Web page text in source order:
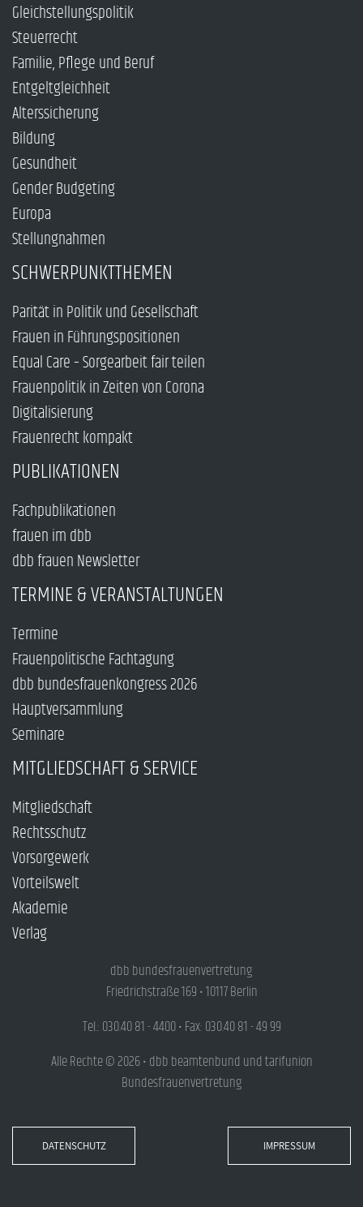
Gleichstellungspolitik
Steuerrecht
Familie, Pflege und Beruf
Entgeltgleichheit
Alterssicherung
Bildung
Gesundheit
Gender Budgeting
Europa
Stellungnahmen
SCHWERPUNKTTHEMEN
Parität in Politik und Gesellschaft
Frauen in Führungspositionen
Equal Care – Sorgearbeit fair teilen
Frauenpolitik in Zeiten von Corona
Digitalisierung
Frauenrecht kompakt
PUBLIKATIONEN
Fachpublikationen
frauen im dbb
dbb frauen Newsletter
TERMINE & VERANSTALTUNGEN
Termine
Frauenpolitische Fachtagung
dbb bundesfrauenkongress 2026
Hauptversammlung
Seminare
MITGLIEDSCHAFT & SERVICE
Mitgliedschaft
Rechtsschutz
Vorsorgewerk
Vorteilswelt
Akademie
Verlag
dbb bundesfrauenvertretung
Friedrichstraße 169 • 10117 Berlin
Tel.: 030.40 81 - 4400 • Fax: 030.40 81 - 49 99
Alle Rechte © 2026 • dbb beamtenbund und tarifunion
Bundesfrauenvertretung
DATENSCHUTZ IMPRESSUM